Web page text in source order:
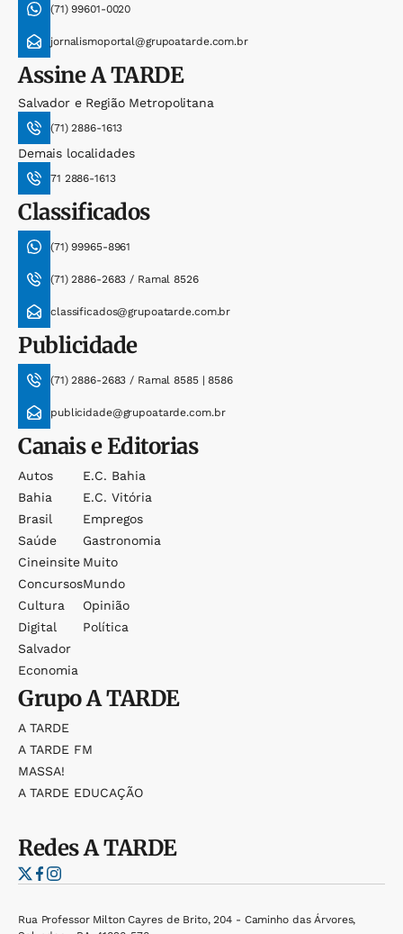
(71) 99601-0020
jornalismoportal@grupoatarde.com.br
AssineA TARDE
Salvador e Região Metropolitana
(71) 2886-1613
Demais localidades
71 2886-1613
Classificados
(71) 99965-8961
(71) 2886-2683 / Ramal 8526
classificados@grupoatarde.com.br
Publicidade
(71) 2886-2683 / Ramal 8585 | 8586
publicidade@grupoatarde.com.br
Canais e Editorias
Autos
Bahia
Brasil
Saúde
Cineinsite
Concursos
Cultura
Digital
Salvador
Economia
E.c. Bahia
E.c. Vitória
Empregos
Gastronomia
Muito
Mundo
Opinião
Política
GrupoA TARDE
A TARDE
A TARDE FM
MASSA!
A TARDE EDUCAÇÃO
RedesA TARDE
Rua Professor Milton Cayres de Brito, 204 - Caminho das Árvores,